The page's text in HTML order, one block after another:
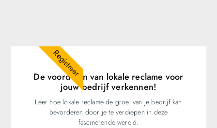
De voordelen van lokale reclame voor
jouw bedrijf verkennen!
Leer hoe lokale reclame de groei van je bedrijf kan
bevorderen door je te verdiepen in deze
fascinerende wereld.
Registreer